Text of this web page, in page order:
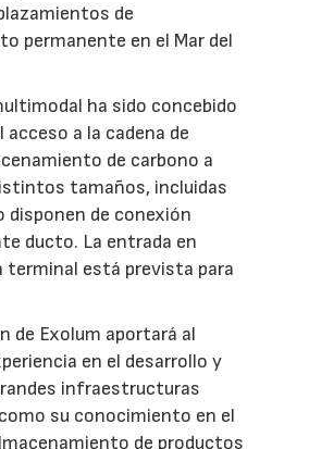
de
permanente en el Mar del
ha sido concebido
a la cadena de
de carbono a
tamaños, incluidas
disponen de conexión
ducto. La entrada en
terminal está prevista para
de Exolum aportará al
en el desarrollo y
infraestructuras
su conocimiento en el
de productos